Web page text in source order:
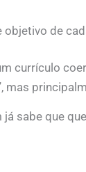
objetivo de
currículo
mas
sabe que